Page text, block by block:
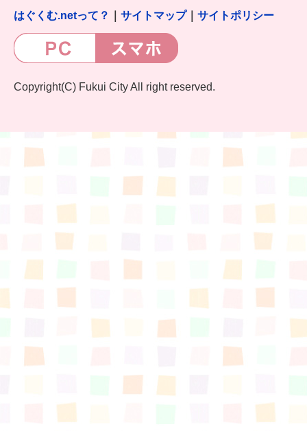
はぐくむ.netって？ サイトマップ｜ サイトポリシー
Copyright(C) Fukui City All right reserved.